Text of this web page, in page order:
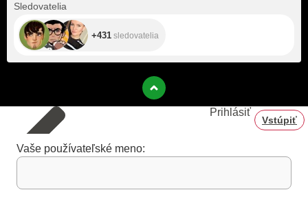
Sledovatelia
+431 sledovatelia
Prihlásiť
Vstúpiť
Vaše používateľské meno: